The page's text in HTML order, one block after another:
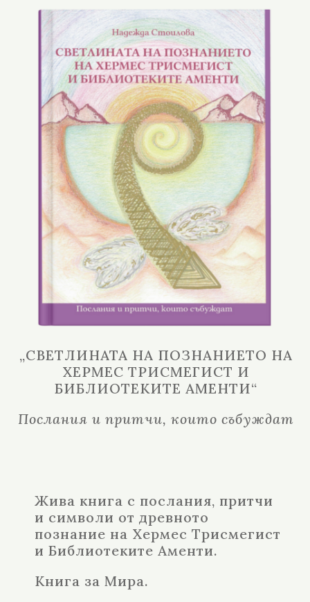
„СВЕТЛИНАТА НА ПОЗНАНИЕТО НА
ХЕРМЕС ТРИСМЕГИСТ И
БИБЛИОТЕКИТЕ АМЕНТИ“
Послания и притчи, които събуждат
Жива книга с послания, притчи
и символи от древното
познание на Хермес Трисмегист
и Библиотеките Аменти.
Книга за Мира.